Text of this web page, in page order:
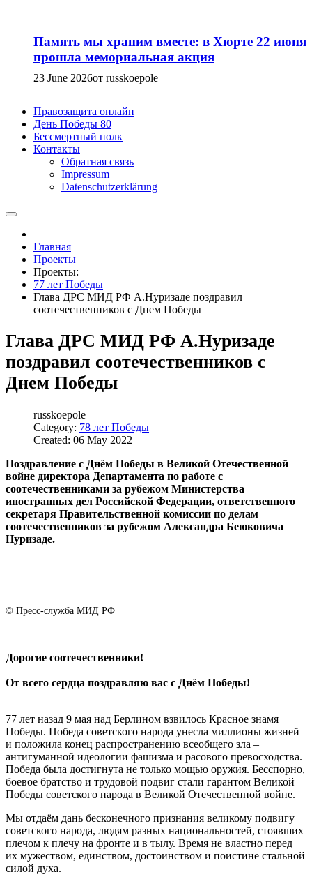
Память мы храним вместе: в Хюрте 22 июня
прошла мемориальная акция
23 June 2026от russkoepole
Правозащита онлайн
День Победы 80
Бессмертный полк
Контакты
Обратная связь
Impressum
Datenschutzerklärung
Главная
Проекты
Проекты:
77 лет Победы
Глава ДРС МИД РФ А.Нуризаде поздравил
соотечественников с Днем Победы
Глава ДРС МИД РФ А.Нуризаде
поздравил соотечественников с
Днем Победы
russkoepole
Category: 78 лет Победы
Created: 06 May 2022
Поздравление с Днём Победы в Великой Отечественной
войне директора Департамента по работе с
соотечественниками за рубежом Министерства
иностранных дел Российской Федерации, ответственного
секретаря Правительственной комиссии по делам
соотечественников за рубежом Александра Беюковича
Нуризаде.
© Пресс-служба МИД РФ
Дорогие соотечественники!
От всего сердца поздравляю вас с Днём Победы!
77 лет назад 9 мая над Берлином взвилось Красное знамя
Победы. Победа советского народа унесла миллионы жизней
и положила конец распространению всеобщего зла –
антигуманной идеологии фашизма и расового превосходства.
Победа была достигнута не только мощью оружия. Бесспорно,
боевое братство и трудовой подвиг стали гарантом Великой
Победы советского народа в Великой Отечественной войне.
Мы отдаём дань бесконечного признания великому подвигу
советского народа, людям разных национальностей, стоявших
плечом к плечу на фронте и в тылу. Время не властно перед
их мужеством, единством, достоинством и поистине стальной
силой духа.